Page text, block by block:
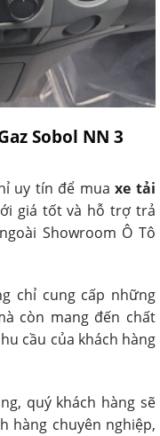
Sobol NN 3
uy tín để muaxe tải
giá tốt và hỗ trợ trả
Showroom Ô Tô
chỉ cung cấp những
còn mang đến chất
cầu của khách hàng
quý khách hàng sẽ
hàng chuyên nghiệp,